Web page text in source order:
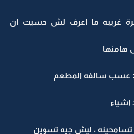
غريبه ما اعرف لش حسيت ان
هامنها
عسب سالفه المطعم
، ليش جيه تسوين